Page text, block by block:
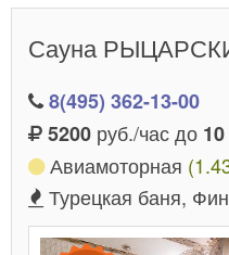
Сауна
8(495) 362-13-00
5200 руб./час до 10
Авиамоторная
Турецкая баня,